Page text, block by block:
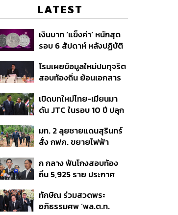
LATEST
เงินบาท ‘แข็งค่า’ หนักสุด
รอบ 6 สัปดาห์ หลังปฏิบัติ
สหรัฐฯ-ญี่ปุ่น Standard
Chartered เปิดเป้าสิ้นปีนี้
ต่อดอลลาร์
โรมเผยข้อมูลใหม่ปมทุจริต
สอบท้องถิ่น ย้อนเอกสาร
อนุทิน จ่อสอบต่อเอี่ยว
ตัดตอน ม.บูรพา หรือไม่
เปิดบทใหม่ไทย-เมียนมา
ดัน JTC ในรอบ 10 ปี ปลุก
ชายแดน ท่าเรือน้ำลึก
ทวาย
มท. 2 ลุยชายแดนสุรินทร์
สั่ง กฟภ. ขยายไฟฟ้า
350’ เสริมความมั่นคง
ชายแดน
ก กลาง ฟันโกงสอบท้อง
ถิ่น 5,925 ราย ประกาศ
ราย รอ ป.ป.ช. ขีดเส้นแล้ว
เสร็จ 31 ส.ค.
ทักษิณ ร่วมสวดพระ
อภิธรรมศพ ‘พล.ต.ท.